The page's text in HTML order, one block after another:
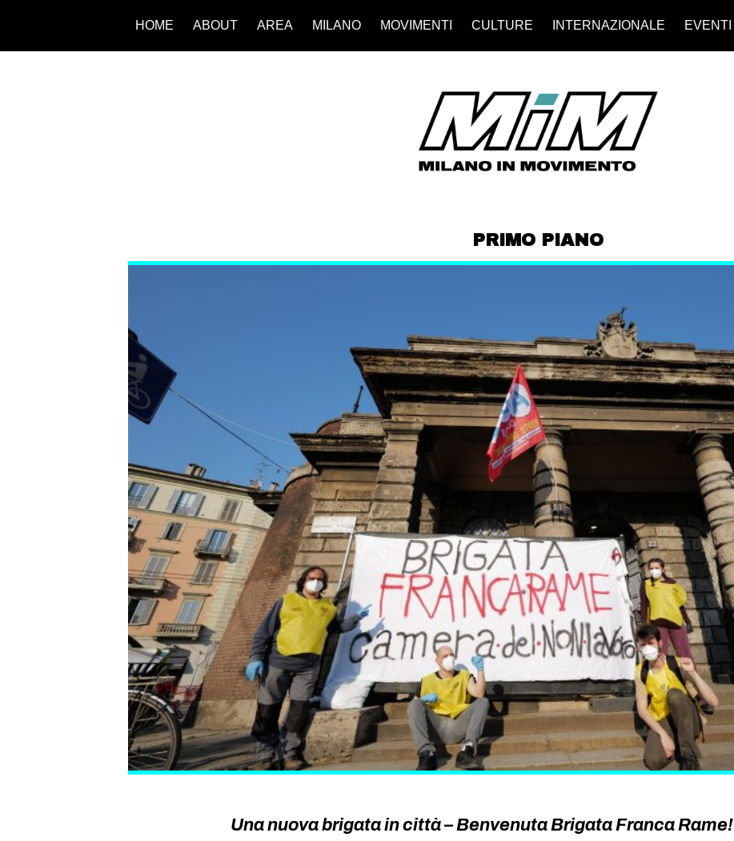
HOME ABOUT AREA MILANO MOVIMENTI CULTURE INTERNAZIONALE EVENTI
PRIMO PIANO
Una nuova brigata in città – Benvenuta Brigata Franca Rame!